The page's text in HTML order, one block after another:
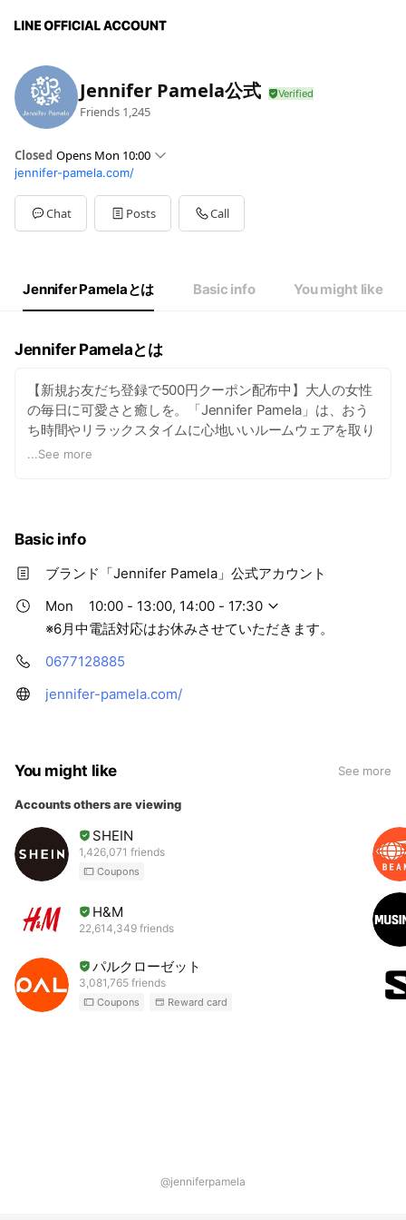
Jennifer Pamela公式
Friends 1,245
Closed Opens Mon 10:00
Mon10:00 - 13:00,14:00 - 17:30
SatClosed
※6月中電話対応はお休みさせていただきます。
jennifer-pamela.com/
Chat Posts Call
Jennifer Pamelaとは Basic info You might like
Jennifer Pamelaとは
【新規お友だち登録で500円クーポン配布中】大人の女性
の毎日に可愛さと癒しを。「Jennifer Pamela」は、おう
ち時間やリラックスタイムに心地いいルームウェアを取り
扱うブランドです。 LINE公式アカウントでは、限定のお
...See more
Basic info
ブランド「Jennifer Pamela」公式アカウント
Mon
10:00 - 13:00, 14:00 - 17:30
※6月中電話対応はお休みさせていただきます。
0677128885
jennifer-pamela.com/
You might like See more
Accounts others are viewing
SHEIN
1,426,071 friends
Coupons
H&M
22,614,349 friends
パルクローゼット
3,081,765 friends
Coupons Reward card
@jenniferpamela